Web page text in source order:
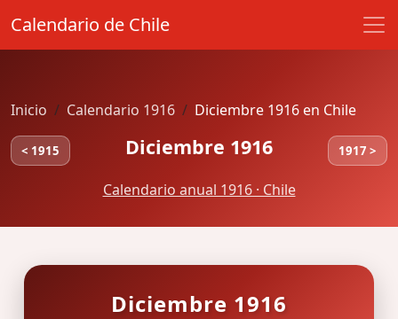
Calendario de Chile
Inicio Calendario 1916 Diciembre 1916 en Chile
< 1915 Diciembre 1916 1917 >
Calendario anual 1916 · Chile
Diciembre 1916